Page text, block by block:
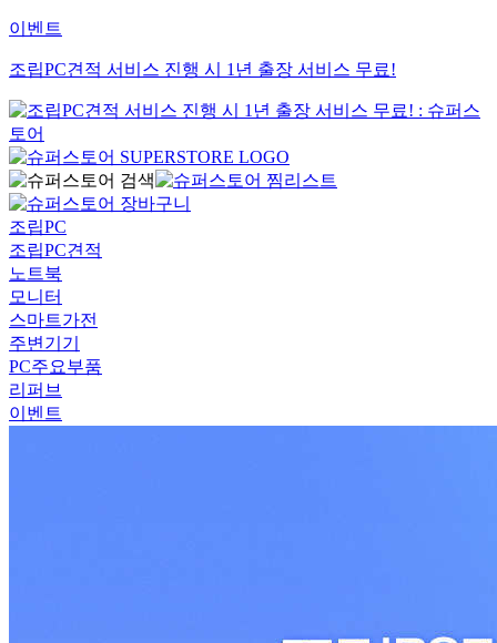
이벤트
조립PC견적 서비스 진행 시 1년 출장 서비스 무료!
조립PC
조립PC견적
노트북
모니터
스마트가전
주변기기
PC주요부품
리퍼브
이벤트